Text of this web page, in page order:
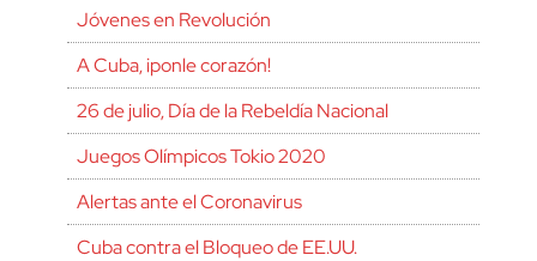
Jóvenes en Revolución
A Cuba, ¡ponle corazón!
26 de julio, Día de la Rebeldía Nacional
Juegos Olímpicos Tokio 2020
Alertas ante el Coronavirus
Cuba contra el Bloqueo de EE.UU.